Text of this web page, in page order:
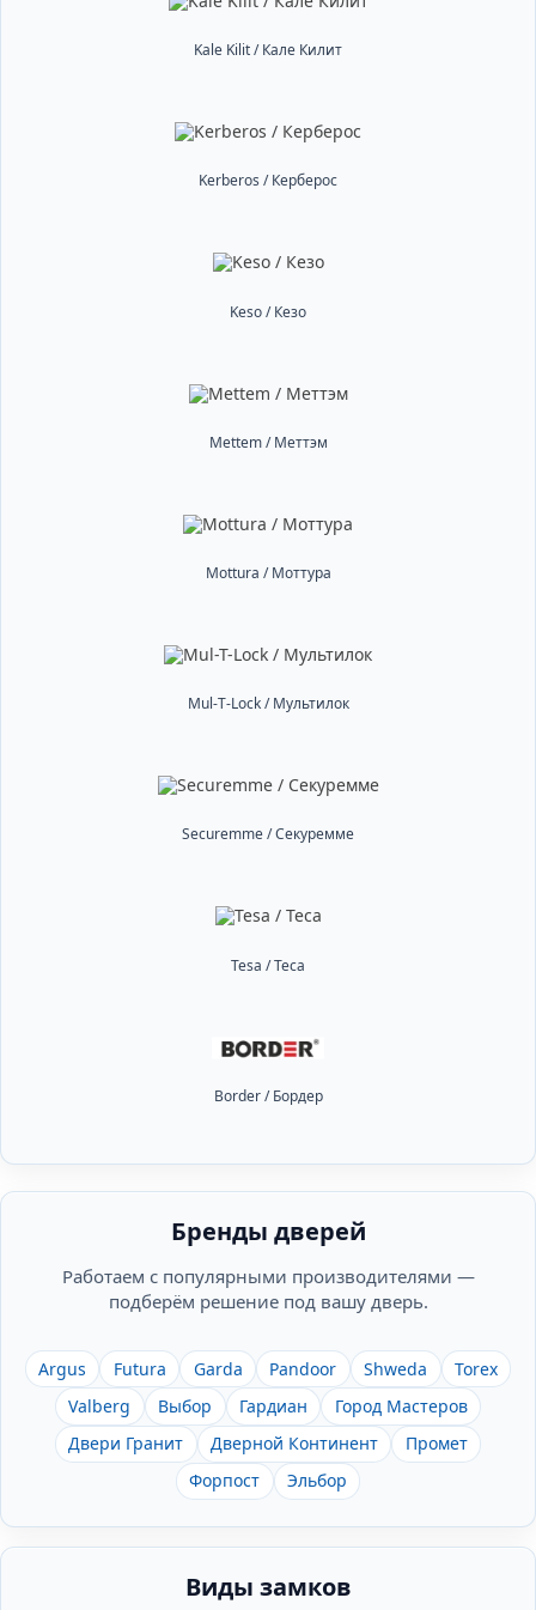
Kale Kilit / Кале Килит
Kerberos / Керберос
Keso / Кезо
Mettem / Меттэм
Mottura / Моттура
Mul-T-Lock / Мультилок
Securemme / Секуремме
Tesa / Теса
Border / Бордер
Бренды дверей
Работаем с популярными производителями —
подберём решение под вашу дверь.
Argus Futura Garda Pandoor Shweda
Torex
Valberg
Выбор Гардиан
Город Мастеров
Двери Гранит
Дверной Континент
Промет
Форпост
Эльбор
Виды замков